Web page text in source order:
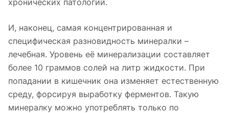
И, наконец, самая концентрированная и
специфическая разновидность минералки –
лечебная. Уровень её минерализации составляет
более 10 граммов солей на литр жидкости. При
попадании в кишечник она изменяет естественную
среду, форсируя выработку ферментов. Такую
минералку можно употреблять только по